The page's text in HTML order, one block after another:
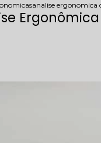
analise